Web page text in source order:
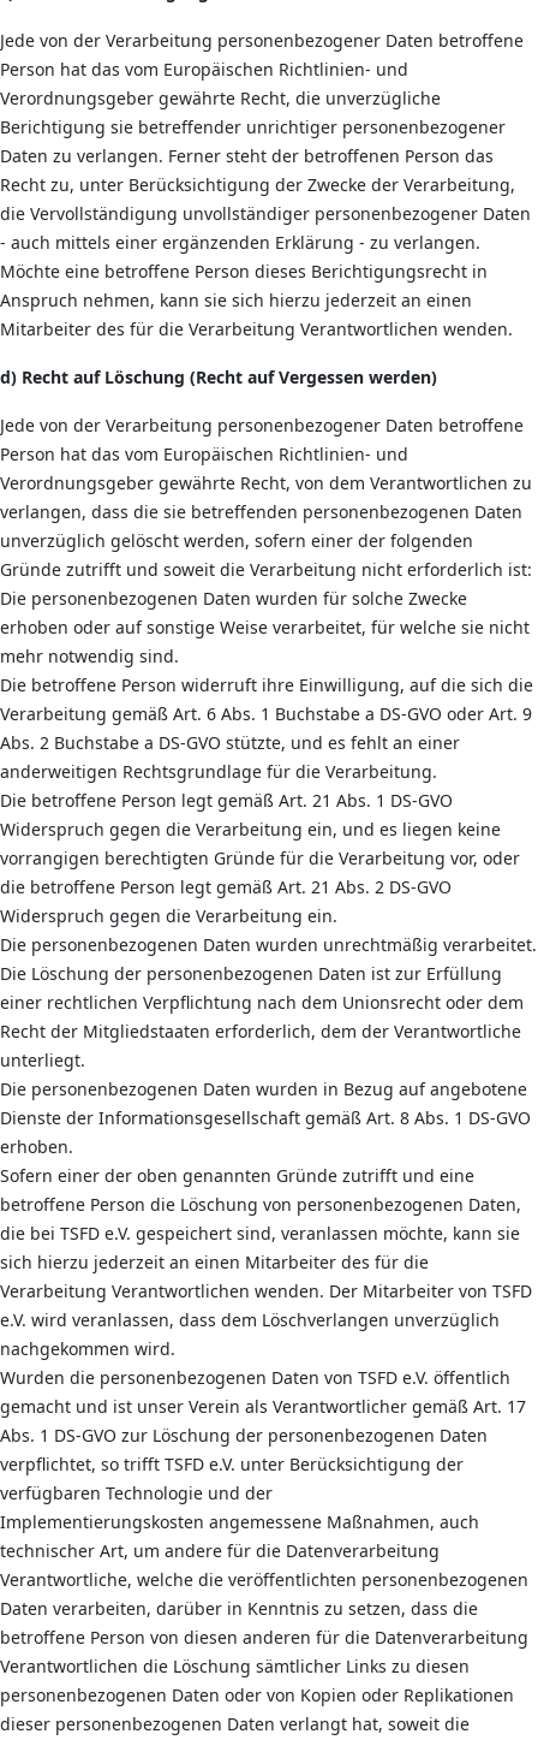
Jede von der Verarbeitung personenbezogener Daten betroffene
Person hat das vom Europäischen Richtlinien- und
Verordnungsgeber gewährte Recht, die unverzügliche
Berichtigung sie betreffender unrichtiger personenbezogener
Daten zu verlangen. Ferner steht der betroffenen Person das
Recht zu, unter Berücksichtigung der Zwecke der Verarbeitung,
die Vervollständigung unvollständiger personenbezogener Daten
- auch mittels einer ergänzenden Erklärung - zu verlangen.
Möchte eine betroffene Person dieses Berichtigungsrecht in
Anspruch nehmen, kann sie sich hierzu jederzeit an einen
Mitarbeiter des für die Verarbeitung Verantwortlichen wenden.
d) Recht auf Löschung (Recht auf Vergessen werden)
Jede von der Verarbeitung personenbezogener Daten betroffene
Person hat das vom Europäischen Richtlinien- und
Verordnungsgeber gewährte Recht, von dem Verantwortlichen zu
verlangen, dass die sie betreffenden personenbezogenen Daten
unverzüglich gelöscht werden, sofern einer der folgenden
Gründe zutrifft und soweit die Verarbeitung nicht erforderlich ist:
Die personenbezogenen Daten wurden für solche Zwecke
erhoben oder auf sonstige Weise verarbeitet, für welche sie nicht
mehr notwendig sind.
Die betroffene Person widerruft ihre Einwilligung, auf die sich die
Verarbeitung gemäß Art. 6 Abs. 1 Buchstabe a DS-GVO oder Art. 9
Abs. 2 Buchstabe a DS-GVO stützte, und es fehlt an einer
anderweitigen Rechtsgrundlage für die Verarbeitung.
Die betroffene Person legt gemäß Art. 21 Abs. 1 DS-GVO
Widerspruch gegen die Verarbeitung ein, und es liegen keine
vorrangigen berechtigten Gründe für die Verarbeitung vor, oder
die betroffene Person legt gemäß Art. 21 Abs. 2 DS-GVO
Widerspruch gegen die Verarbeitung ein.
Die personenbezogenen Daten wurden unrechtmäßig verarbeitet.
Die Löschung der personenbezogenen Daten ist zur Erfüllung
einer rechtlichen Verpflichtung nach dem Unionsrecht oder dem
Recht der Mitgliedstaaten erforderlich, dem der Verantwortliche
unterliegt.
Die personenbezogenen Daten wurden in Bezug auf angebotene
Dienste der Informationsgesellschaft gemäß Art. 8 Abs. 1 DS-GVO
erhoben.
Sofern einer der oben genannten Gründe zutrifft und eine
betroffene Person die Löschung von personenbezogenen Daten,
die bei TSFD e.V. gespeichert sind, veranlassen möchte, kann sie
sich hierzu jederzeit an einen Mitarbeiter des für die
Verarbeitung Verantwortlichen wenden. Der Mitarbeiter von TSFD
e.V. wird veranlassen, dass dem Löschverlangen unverzüglich
nachgekommen wird.
Wurden die personenbezogenen Daten von TSFD e.V. öffentlich
gemacht und ist unser Verein als Verantwortlicher gemäß Art. 17
Abs. 1 DS-GVO zur Löschung der personenbezogenen Daten
verpflichtet, so trifft TSFD e.V. unter Berücksichtigung der
verfügbaren Technologie und der
Implementierungskosten angemessene Maßnahmen, auch
technischer Art, um andere für die Datenverarbeitung
Verantwortliche, welche die veröffentlichten personenbezogenen
Daten verarbeiten, darüber in Kenntnis zu setzen, dass die
betroffene Person von diesen anderen für die Datenverarbeitung
Verantwortlichen die Löschung sämtlicher Links zu diesen
personenbezogenen Daten oder von Kopien oder Replikationen
dieser personenbezogenen Daten verlangt hat, soweit die